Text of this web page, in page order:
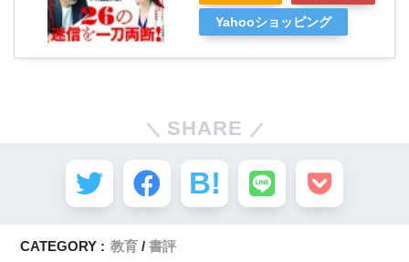
Yahooショッピング
SHARE
CATEGORY : 教育 書評